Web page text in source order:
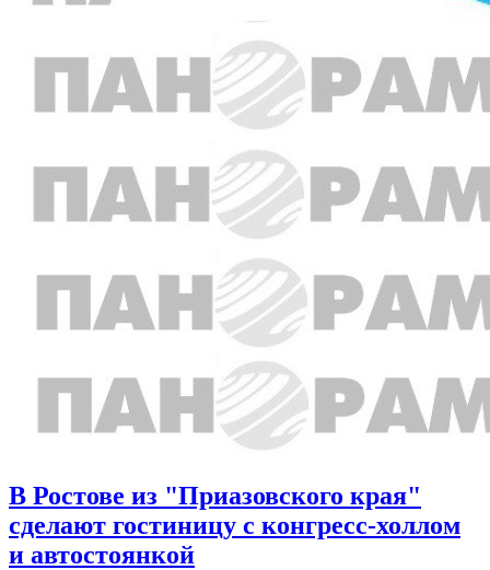
В Ростове из "Приазовского края"
сделают гостиницу с конгресс-холлом
и автостоянкой